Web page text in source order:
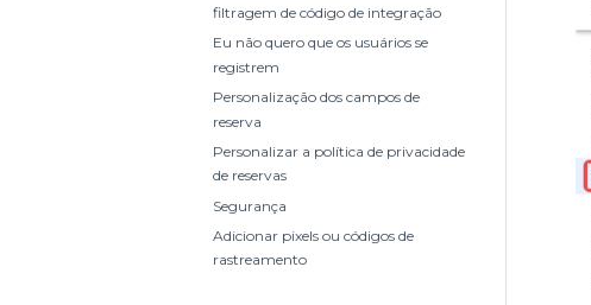
filtragem de código de integração
Eu não quero que os usuários se
registrem
Personalização dos campos de
reserva
Personalizar a política de privacidade
de reservas
Segurança
Adicionar pixels ou códigos de
rastreamento